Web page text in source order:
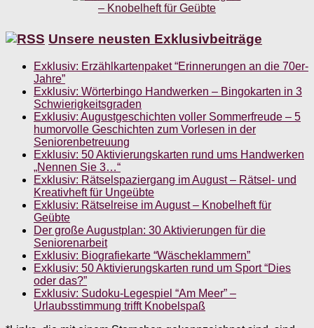
Unsere neusten Exklusivbeiträge
Exklusiv: Erzählkartenpaket “Erinnerungen an die 70er-
Jahre”
Exklusiv: Wörterbingo Handwerken – Bingokarten in 3
Schwierigkeitsgraden
Exklusiv: Augustgeschichten voller Sommerfreude – 5
humorvolle Geschichten zum Vorlesen in der
Seniorenbetreuung
Exklusiv: 50 Aktivierungskarten rund ums Handwerken
„Nennen Sie 3…“
Exklusiv: Rätselspaziergang im August – Rätsel- und
Kreativheft für Ungeübte
Exklusiv: Rätselreise im August – Knobelheft für
Geübte
Der große Augustplan: 30 Aktivierungen für die
Seniorenarbeit
Exklusiv: Biografiekarte “Wäscheklammern”
Exklusiv: 50 Aktivierungskarten rund um Sport “Dies
oder das?”
Exklusiv: Sudoku-Legespiel “Am Meer” –
Urlaubsstimmung trifft Knobelspaß